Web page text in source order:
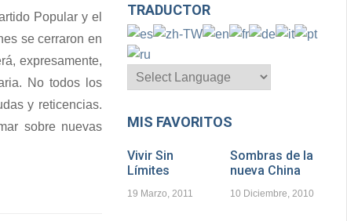
Popular y el
se cerraron en
expresamente,
No todos los
y reticencias.
sobre nuevas
TRADUCTOR
MIS FAVORITOS
Vivir Sin
Límites
19 Marzo, 2011
Sombras de la
nueva China
10 Diciembre, 2010